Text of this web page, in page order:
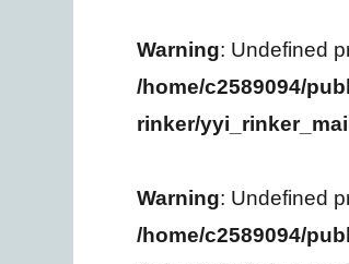
Warning: Undefined
/home/c2589094/
rinker/
Warning: Undefined
/home/c2589094/